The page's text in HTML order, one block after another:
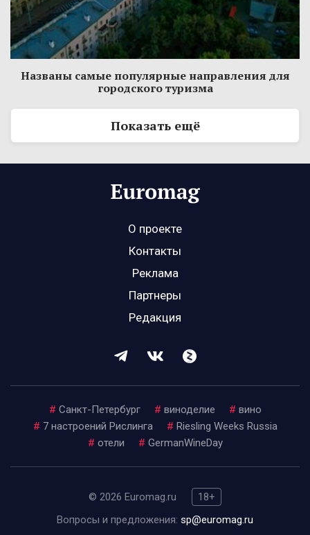
Названы самые популярные направления для
городского туризма
Показать ещё
О проекте
Контакты
Реклама
Партнеры
Редакция
# Санкт-Петербург # виноделие # вино
# 7 настроений Рислинга # Riesling Weeks Russia
# отели # GermanWineDay
© 2026 Euromag.ru
18+
Вопросы и предложения: sp@euromag.ru